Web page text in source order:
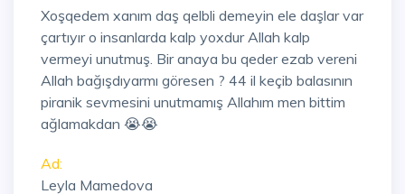
Xoşqedem xanım daş qelbli demeyin ele daşlar var
çartıyır o insanlarda kalp yoxdur Allah kalp
vermeyi unutmuş. Bir anaya bu qeder ezab vereni
Allah bağışdıyarmı göresen ? 44 il keçib balasının
piranik sevmesini unutmamış Allahım men bittim
ağlamakdan 😭😭
Ad:
Leyla Mamedova